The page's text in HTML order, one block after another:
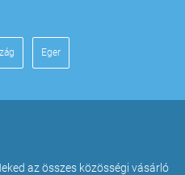
Eger
az összes közösségi vásárló